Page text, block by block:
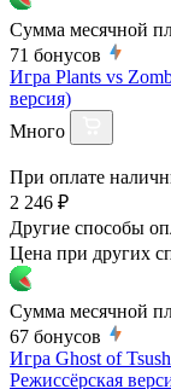
Сумма месячной
71 бонусов
Игра Plants vs
версия)
Много
При оплате
2 246 ₽
Другие способы
Цена при других
Сумма месячной
67 бонусов
Игра Ghost of
Режиссёрская